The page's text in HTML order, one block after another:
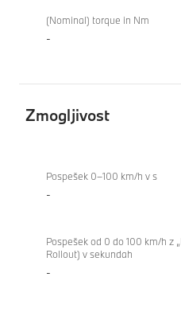
(Nominal) torque in Nm
-
Zmogljivost
Pospešek 0–100 km/h v s
-
Pospešek od 0 do 100 km/h z
Rollout) v sekundah
-